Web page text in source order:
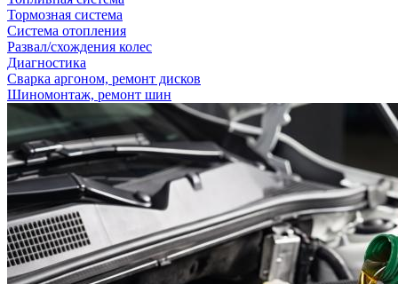
Тормозная система
Система отопления
Развал/схождения колес
Диагностика
Сварка аргоном, ремонт дисков
Шиномонтаж, ремонт шин